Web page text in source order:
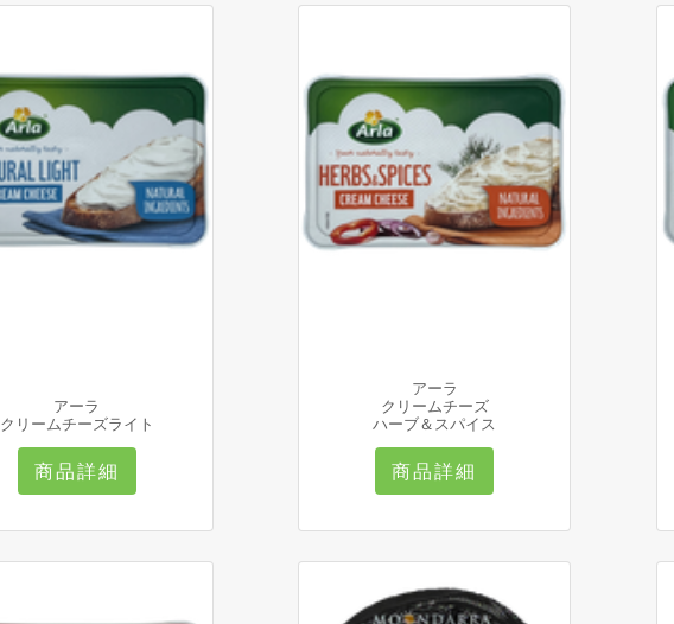
アーラ
クリームチーズライト
商品詳細
アーラ
クリームチーズ
ハーブ＆スパイス
商品詳細